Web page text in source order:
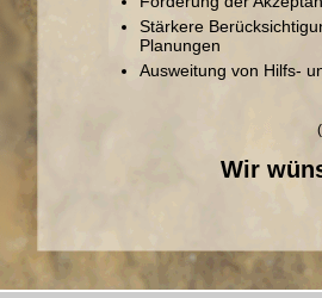
Stärkere
Planungen
Ausweitung von Hilfs-
Wir